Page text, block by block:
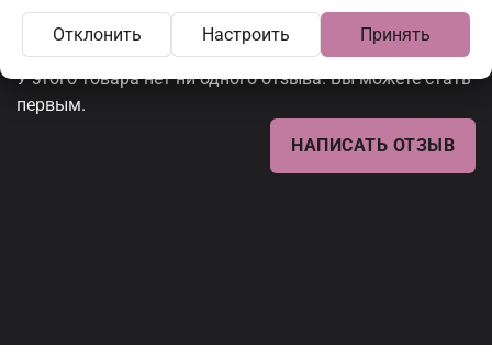
Отзывы
У этого товара нет ни одного отзыва. Вы можете стать
первым.
НАПИСАТЬ ОТЗЫВ
Отклонить Настроить Принять